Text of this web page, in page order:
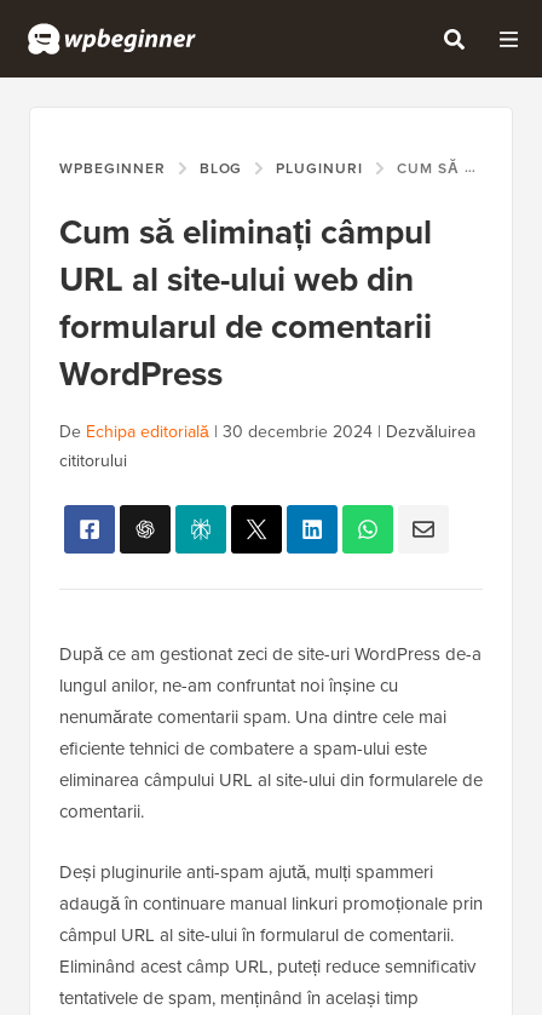
WPBEGINNER BLOG PLUGINURI CUM SĂ ELIMINAȚI CÂMPUL URL AL SITE-ULUI WEB DIN FORMULARUL DE COMENTARII WORDPRESS
Cum să eliminați câmpul
URL al site-ului web din
formularul de comentarii
WordPress
De Echipa editorială | 30 decembrie 2024 | Dezvăluirea
cititorului
După ce am gestionat zeci de site-uri WordPress de-a
lungul anilor, ne-am confruntat noi înșine cu
nenumărate comentarii spam. Una dintre cele mai
eficiente tehnici de combatere a spam-ului este
eliminarea câmpului URL al site-ului din formularele de
comentarii.
Deși pluginurile anti-spam ajută, mulți spammeri
adaugă în continuare manual linkuri promoționale prin
câmpul URL al site-ului în formularul de comentarii.
Eliminând acest câmp URL, puteți reduce semnificativ
tentativele de spam, menținând în același timp